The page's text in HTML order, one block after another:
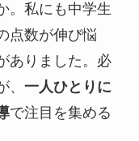
。私にも中学生
点数が伸び悩
ありました。必
一人ひとりに
で注目を集める